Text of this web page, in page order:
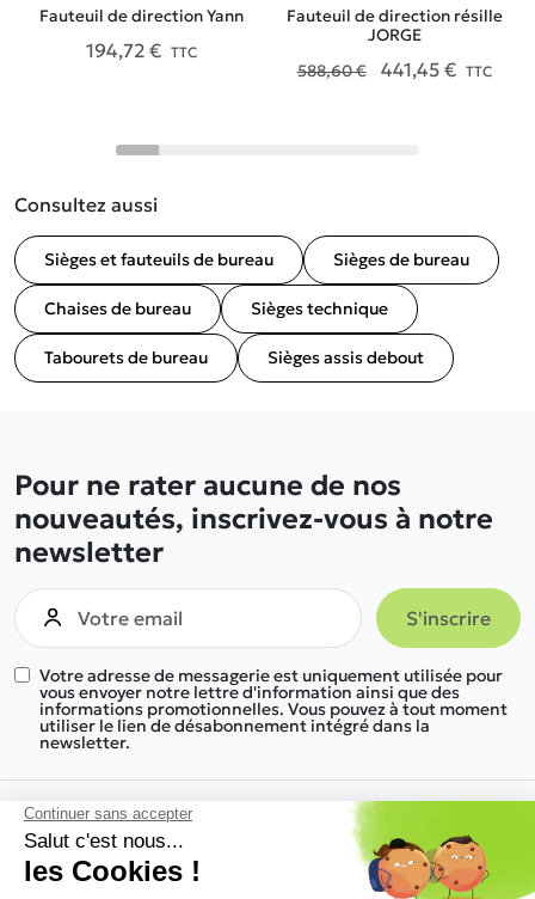
Fauteuil de direction Yann
194,72 € TTC
Fauteuil de direction résille
JORGE
588,60 €
441,45 € TTC
Consultez aussi
Sièges et fauteuils de bureau Sièges de bureau
Chaises de bureau Sièges technique
Tabourets de bureau Sièges assis debout
Pour ne rater aucune de nos
nouveautés, inscrivez-vous à notre
newsletter
Votre adresse de messagerie est uniquement utilisée pour
vous envoyer notre lettre d'information ainsi que des
informations promotionnelles. Vous pouvez à tout moment
utiliser le lien de désabonnement intégré dans la
newsletter.
Nous trouver
Nos gammes de produits